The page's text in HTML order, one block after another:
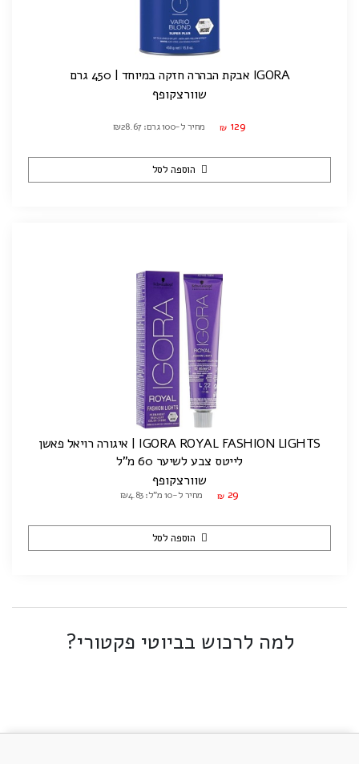
IGORA אבקת הבהרה חזקה במיוחד | 450 גרם
שוורצקופף
₪ 129 מחיר ל-100 גרם: ₪28.67
הוספה לסל
IGORA ROYAL FASHION LIGHTS | איגורה רויאל פאשן
לייטס צבע לשיער 60 מ"ל
שוורצקופף
₪ 29 מחיר ל-10 מ"ל: ₪4.83
הוספה לסל
למה לרכוש בביוטי פקטורי?